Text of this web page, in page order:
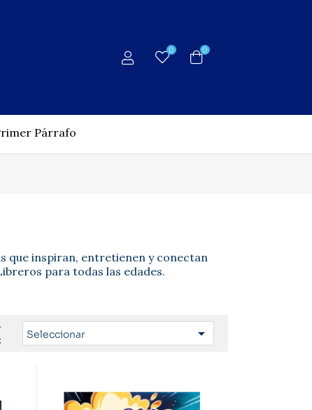
0 0
Párrafo
que inspiran, entretienen y conectan
para todas las edades.
Seleccionar 